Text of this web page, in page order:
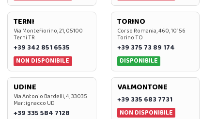
TERNI
Via Montefiorino, 21, 05100
Terni TR
+39 342 851 6535
NON DISPONIBILE
TORINO
Corso Romania, 460, 10156
Torino TO
+39 375 73 89 174
DISPONIBILE
UDINE
Via Antonio Bardelli, 4, 33035
Martignacco UD
+39 335 584 7128
VALMONTONE
+39 335 683 7731
NON DISPONIBILE